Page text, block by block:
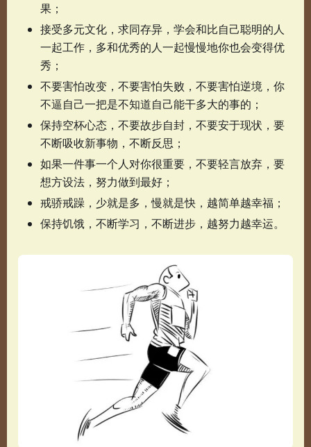
果；
接受多元文化，求同存异，学会和比自己聪明的人
一起工作，多和优秀的人一起慢慢地你也会变得优
秀；
不要害怕改变，不要害怕失败，不要害怕逆境，你
不逼自己一把是不知道自己能干多大的事的；
保持空杯心态，不要故步自封，不要安于现状，要
不断吸收新事物，不断反思；
如果一件事一个人对你很重要，不要轻言放弃，要
想方设法，努力做到最好；
戒骄戒躁，少就是多，慢就是快，越简单越幸福；
保持饥饿，不断学习，不断进步，越努力越幸运。